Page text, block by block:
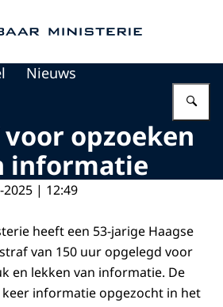
Nieuws
opzoeken
informatie
2025 | 12:49
heeft een 53-jarige Haagse
van 150 uur opgelegd voor
en lekken van informatie. De
informatie opgezocht in het